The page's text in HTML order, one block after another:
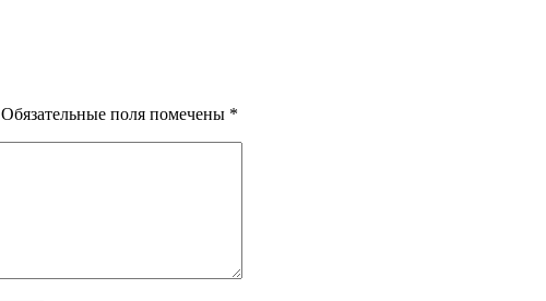
Обязательные поля помечены *